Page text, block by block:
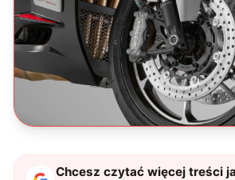
Chcesz czytać więcej treści